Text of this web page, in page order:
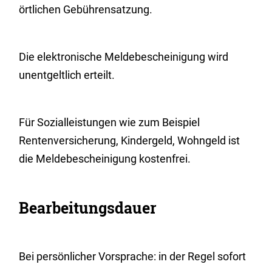
örtlichen Gebührensatzung.
Die elektronische Meldebescheinigung wird
unentgeltlich erteilt.
Für Sozialleistungen wie zum Beispiel
Rentenversicherung, Kindergeld, Wohngeld ist
die Meldebescheinigung kostenfrei.
Bearbeitungsdauer
Bei persönlicher Vorsprache: in der Regel sofort